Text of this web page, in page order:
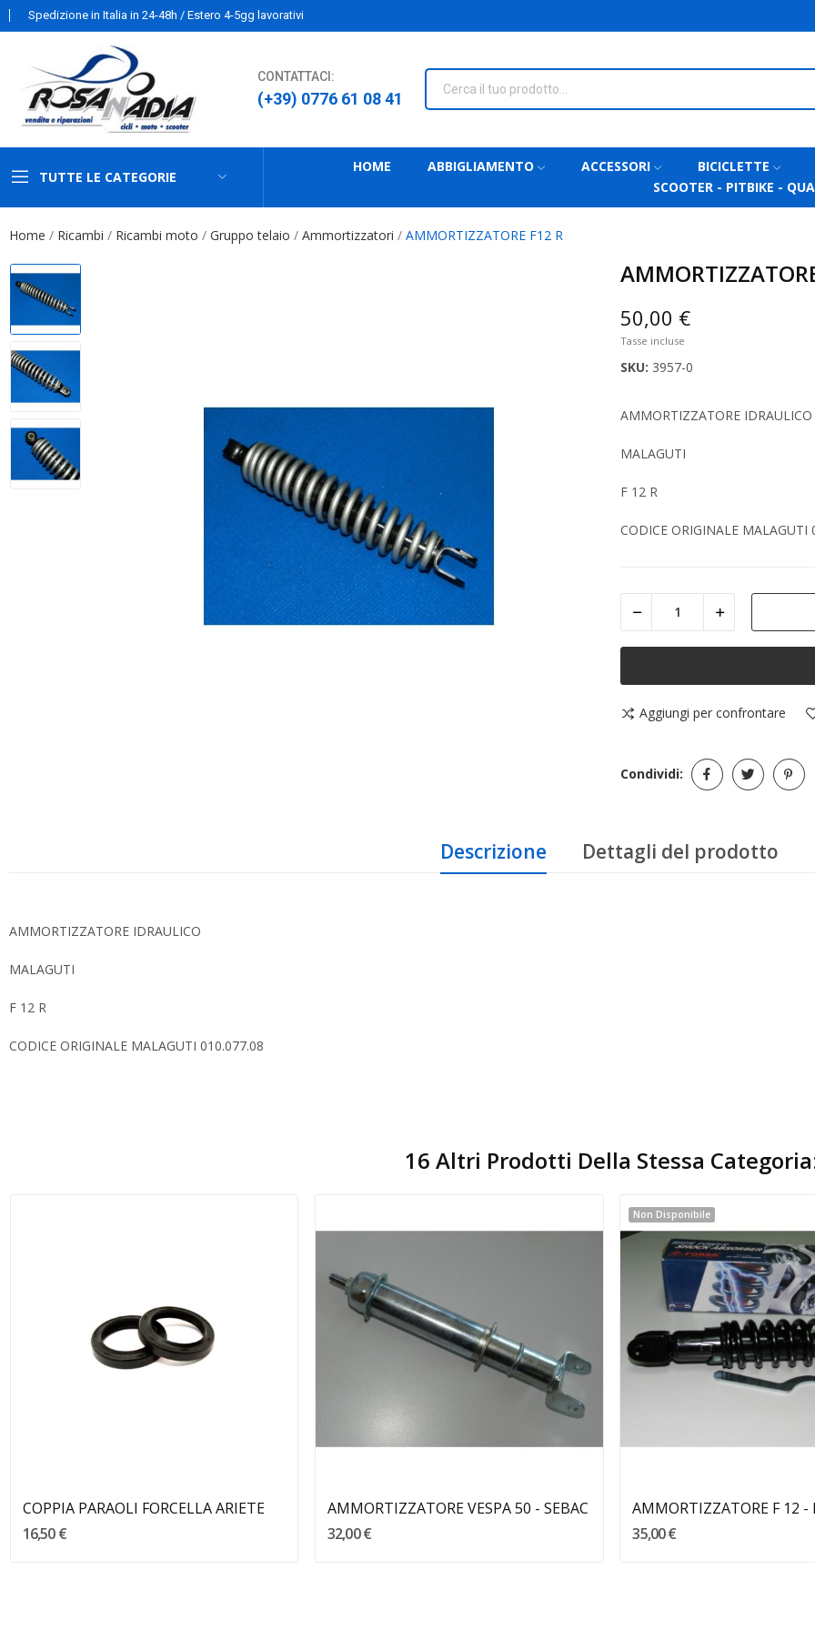
Spedizione in Italia in 24-48h / Estero 4-5gg lavorativi
CONTATTACI:
(+39) 0776 61 08 41
TUTTE LE CATEGORIE
HOME ABBIGLIAMENTO ACCESSORI
BICICLETTE
SCOOTER - PITBIKE -
Home Ricambi Ricambi moto Gruppo telaio Ammortizzatori AMMORTIZZATORE F12 R
50,00 €
Tasse incluse
SKU: 3957-0
AMMORTIZZATORE IDRAULICO
MALAGUTI
F 12 R
CODICE ORIGINALE MALAGUTI
Aggiungi per confrontare
Condividi:
Descrizione Dettagli del prodotto
AMMORTIZZATORE IDRAULICO
MALAGUTI
F 12 R
CODICE ORIGINALE MALAGUTI 010.077.08
16 Altri Prodotti Della Stessa
COPPIA PARAOLI FORCELLA ARIETE
16,50 €
Aggiungi Al Carrello
AMMORTIZZATORE VESPA 50 - SEBAC
32,00 €
Non Disponibile
AMMORTIZZATORE F 12 -
35,00 €